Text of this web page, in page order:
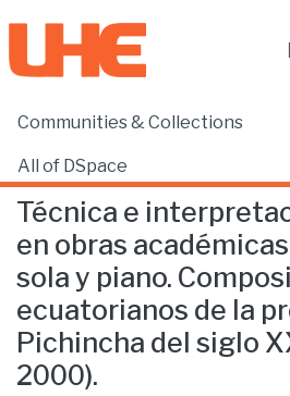
Communities & Collections
All of DSpace
Statistics
Home Escuela de Música
Técnica e
en obras
sola y piano.
ecuatorianos de la
Pichincha del siglo
2000).